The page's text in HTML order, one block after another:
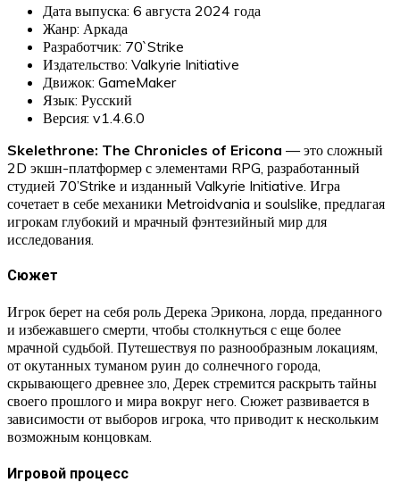
Дата выпуска: 6 августа 2024 года
Жанр: Аркада
Разработчик: 70`Strike
Издательство: Valkyrie Initiative
Движок: GameMaker
Язык: Русский
Версия: v1.4.6.0
Skelethrone: The Chronicles of Ericona — это сложный
2D экшн-платформер с элементами RPG, разработанный
студией 70’Strike и изданный Valkyrie Initiative. Игра
сочетает в себе механики Metroidvania и soulslike, предлагая
игрокам глубокий и мрачный фэнтезийный мир для
исследования.
Сюжет
Игрок берет на себя роль Дерека Эрикона, лорда, преданного
и избежавшего смерти, чтобы столкнуться с еще более
мрачной судьбой. Путешествуя по разнообразным локациям,
от окутанных туманом руин до солнечного города,
скрывающего древнее зло, Дерек стремится раскрыть тайны
своего прошлого и мира вокруг него. Сюжет развивается в
зависимости от выборов игрока, что приводит к нескольким
возможным концовкам.
Игровой процесс